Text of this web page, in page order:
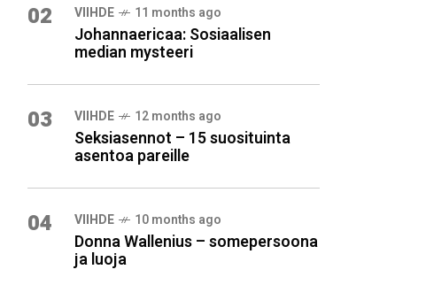
02 VIIHDE 11 months ago
Johannaericaa: Sosiaalisen
median mysteeri
03 VIIHDE 12 months ago
Seksiasennot – 15 suosituinta
asentoa pareille
04 VIIHDE 10 months ago
Donna Wallenius – somepersoona
ja luoja